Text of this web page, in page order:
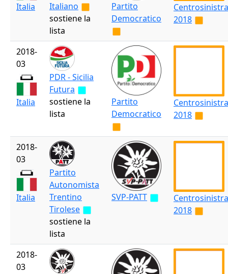
Italia
Italiano
sostiene la
lista
Partito
Democratico
Centrosinistra
2018
2018-
03
Italia
PDR - Sicilia
Futura
sostiene la
lista
Partito
Democratico
Centrosinistra
2018
2018-
03
Italia
Partito
Autonomista
Trentino
Tirolese
sostiene la
lista
SVP-PATT
Centrosinistra
2018
2018-
03